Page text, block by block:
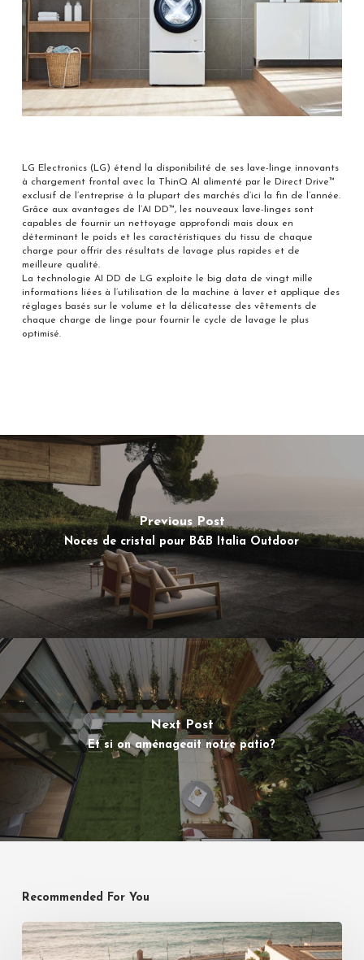
LG Electronics (LG) étend la disponibilité de ses lave-linge innovants
à chargement frontal avec la ThinQ AI alimenté par le Direct Drive™
exclusif de l’entreprise à la plupart des marchés d’ici la fin de l’année.
Grâce aux avantages de l’AI DD™, les nouveaux lave-linges sont
capables de fournir un nettoyage approfondi mais doux en
déterminant le poids et les caractéristiques du tissu de chaque
charge pour offrir des résultats de lavage plus rapides et de
meilleure qualité.
La technologie AI DD de LG exploite le big data de vingt mille
informations liées à l’utilisation de la machine à laver et applique des
réglages basés sur le volume et la délicatesse des vêtements de
chaque charge de linge pour fournir le cycle de lavage le plus
optimisé.
Previous Post
Noces de cristal pour B&B Italia Outdoor
Next Post
Et si on aménageait notre patio?
Recommended For You